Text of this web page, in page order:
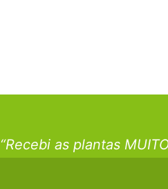
“Recebi as plantas